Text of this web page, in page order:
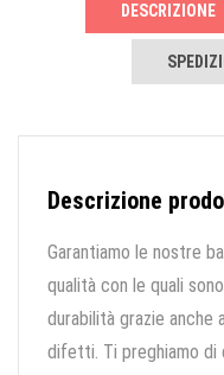
DESCRIZIONE
Descrizione
Garantiamo le nostre
qualità con le quali
durabilità grazie
difetti. Ti preghiamo di